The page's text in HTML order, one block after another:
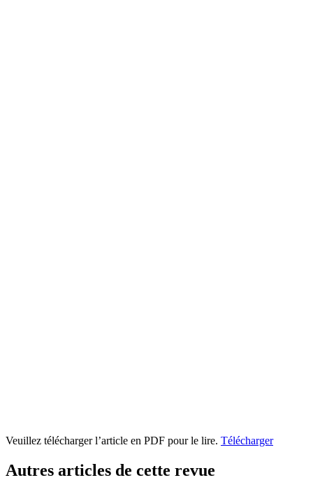
Veuillez télécharger l’article en PDF pour le lire. Télécharger
Autres articles de cette revue